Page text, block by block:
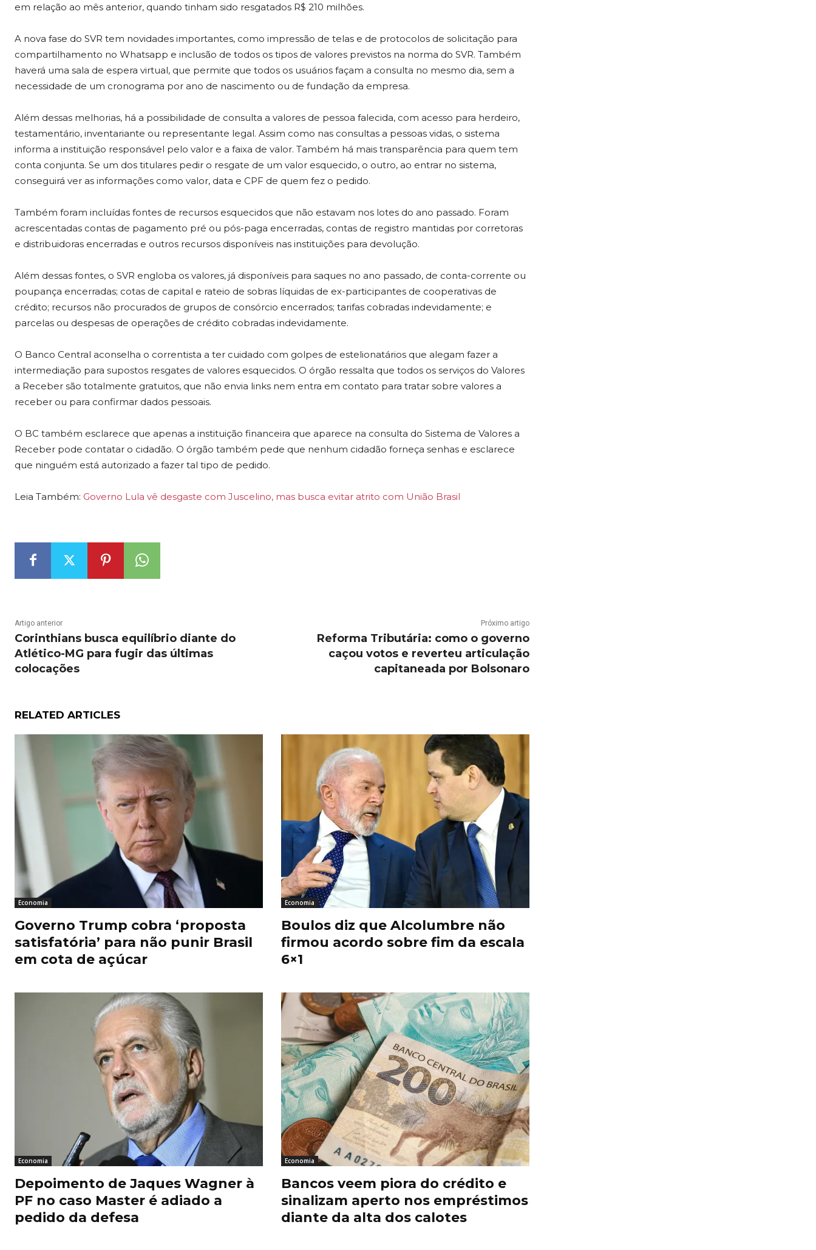
em relação ao mês anterior, quando tinham sido resgatados R$ 210 milhões.
A nova fase do SVR tem novidades importantes, como impressão de telas e de protocolos de solicitação para
compartilhamento no Whatsapp e inclusão de todos os tipos de valores previstos na norma do SVR. Também
haverá uma sala de espera virtual, que permite que todos os usuários façam a consulta no mesmo dia, sem a
necessidade de um cronograma por ano de nascimento ou de fundação da empresa.
Além dessas melhorias, há a possibilidade de consulta a valores de pessoa falecida, com acesso para herdeiro,
testamentário, inventariante ou representante legal. Assim como nas consultas a pessoas vidas, o sistema
informa a instituição responsável pelo valor e a faixa de valor. Também há mais transparência para quem tem
conta conjunta. Se um dos titulares pedir o resgate de um valor esquecido, o outro, ao entrar no sistema,
conseguirá ver as informações como valor, data e CPF de quem fez o pedido.
Também foram incluídas fontes de recursos esquecidos que não estavam nos lotes do ano passado. Foram
acrescentadas contas de pagamento pré ou pós-paga encerradas, contas de registro mantidas por corretoras
e distribuidoras encerradas e outros recursos disponíveis nas instituições para devolução.
Além dessas fontes, o SVR engloba os valores, já disponíveis para saques no ano passado, de conta-corrente ou
poupança encerradas; cotas de capital e rateio de sobras líquidas de ex-participantes de cooperativas de
crédito; recursos não procurados de grupos de consórcio encerrados; tarifas cobradas indevidamente; e
parcelas ou despesas de operações de crédito cobradas indevidamente.
O Banco Central aconselha o correntista a ter cuidado com golpes de estelionatários que alegam fazer a
intermediação para supostos resgates de valores esquecidos. O órgão ressalta que todos os serviços do Valores
a Receber são totalmente gratuitos, que não envia links nem entra em contato para tratar sobre valores a
receber ou para confirmar dados pessoais.
O BC também esclarece que apenas a instituição financeira que aparece na consulta do Sistema de Valores a
Receber pode contatar o cidadão. O órgão também pede que nenhum cidadão forneça senhas e esclarece
que ninguém está autorizado a fazer tal tipo de pedido.
Leia Também: Governo Lula vê desgaste com Juscelino, mas busca evitar atrito com União Brasil
Artigo anterior
Corinthians busca equilíbrio diante do
Atlético-MG para fugir das últimas
colocações
Próximo artigo
Reforma Tributária: como o governo
caçou votos e reverteu articulação
capitaneada por Bolsonaro
RELATED ARTICLES
Economia
Governo Trump cobra ‘proposta
satisfatória’ para não punir Brasil
em cota de açúcar
Economia
Boulos diz que Alcolumbre não
firmou acordo sobre fim da escala
6×1
Economia
Depoimento de Jaques Wagner à
PF no caso Master é adiado a
pedido da defesa
Economia
Bancos veem piora do crédito e
sinalizam aperto nos empréstimos
diante da alta dos calotes